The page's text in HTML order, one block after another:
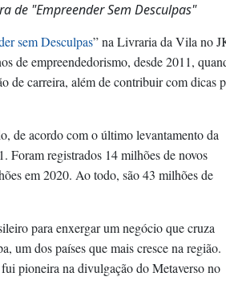
de "Empreender Sem Desculpas"
sem Desculpas” na Livraria da Vila no
de empreendedorismo, desde 2011,
de carreira, além de contribuir com dicas
de acordo com o último levantamento da
registrados 14 milhões de novos
em 2020. Ao todo, são 43 milhões de
para enxergar um negócio que cruza
um dos países que mais cresce na região.
pioneira na divulgação do Metaverso no